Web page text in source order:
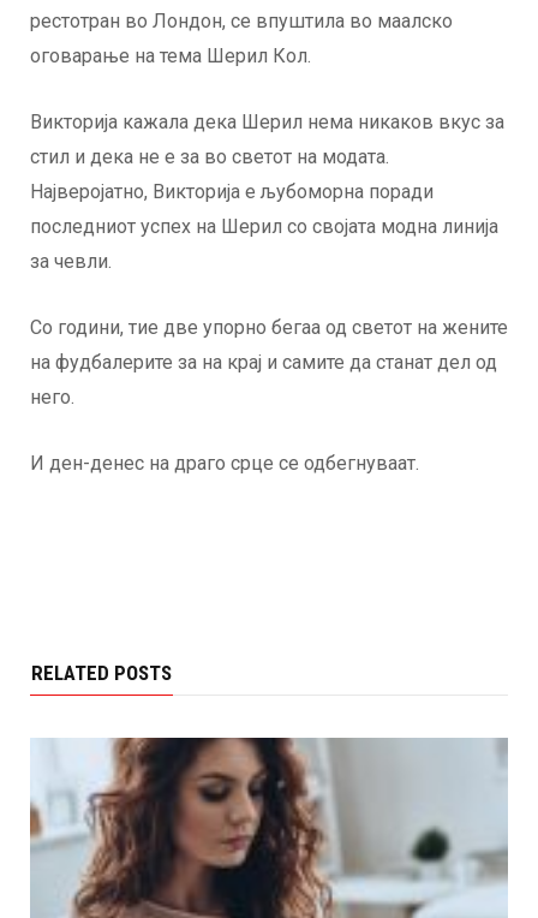
рестотран во Лондон, се впуштила во маалско
оговарање на тема Шерил Кол.
Викторија кажала дека Шерил нема никаков вкус за
стил и дека не е за во светот на модата.
Најверојатно, Викторија е љубоморна поради
последниот успех на Шерил со својата модна линија
за чевли.
Со години, тие две упорно бегаа од светот на жените
на фудбалерите за на крај и самите да станат дел од
него.
И ден-денес на драго срце се одбегнуваат.
RELATED POSTS